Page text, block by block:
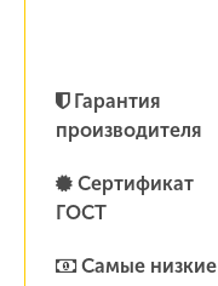
Гарантия
производителя
Сертификат
ГОСТ
Самые низкие